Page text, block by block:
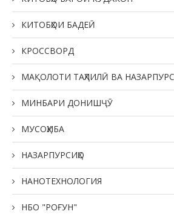
КИТОБҲОИ БАДЕӢ
КРОССВОРД
МАҚОЛОТИ ТАҲЛИЛӢ ВА
МИНБАРИ ДОНИШҶӮ
МУСОҲИБА
НАЗАРПУРСИҲО
НАНОТЕХНОЛОГИЯ
НБО "РОҒУН"